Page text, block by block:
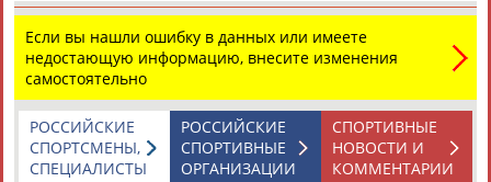
Флюра
АББАТЕ-
БУЛАТОВА
Татьяна
АББЯСОВА
Акжана
АБДИКАРИМОВА
Артур
АБДРАХМАНОВ
Если вы нашли ошибку в данных или имеете
недостающую информацию, внесите изменения
самостоятельно
СПОРТИВНЫЕ
НОВОСТИ И
КОММЕНТАРИИ
РОССИЙСКИЕ
СПОРТИВНЫЕ
ОРГАНИЗАЦИИ
РОССИЙСКИЕ
СПОРТСМЕНЫ,
СПЕЦИАЛИСТЫ